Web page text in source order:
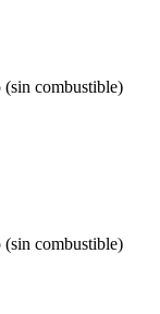
(sin combustible)
(sin combustible)